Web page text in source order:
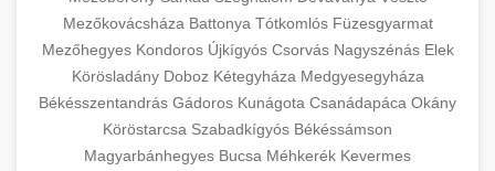
Mezőkovácsháza Battonya Tótkomlós Füzesgyarmat
Mezőhegyes Kondoros Újkígyós Csorvás Nagyszénás Elek
Körösladány Doboz Kétegyháza Medgyesegyháza
Békésszentandrás Gádoros Kunágota Csanádapáca Okány
Köröstarcsa Szabadkígyós Békéssámson
Magyarbánhegyes Bucsa Méhkerék Kevermes